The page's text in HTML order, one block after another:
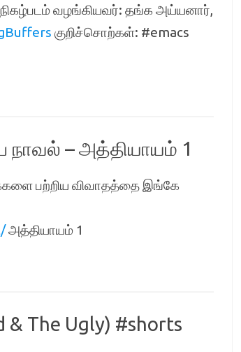
நிகழ்படம் வழங்கியவர்: தங்க அய்யனார்,
குறிச்சொற்கள்: #emacs
நாவல் – அத்தியாயம் 1
பற்றிய விவாதத்தை இங்கே
அத்தியாயம் 1
& The Ugly) #shorts